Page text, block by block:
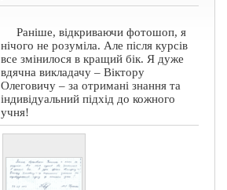
Раніше, відкриваючи фотошоп, я
нічого не розуміла. Але після курсів
все змінилося в кращий бік. Я дуже
вдячна викладачу – Віктору
Олеговичу – за отримані знання та
індивідуальний підхід до кожного
учня!